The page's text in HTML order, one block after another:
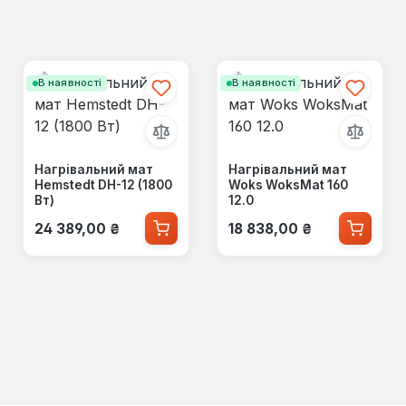
В наявності
Нагрівальний мат
Hemstedt DH-12 (1800
Вт)
Звичайна ціна:
24 389,00 ₴
В наявності
Нагрівальний мат
Woks WoksMat 160
12.0
Звичайна ціна:
18 838,00 ₴